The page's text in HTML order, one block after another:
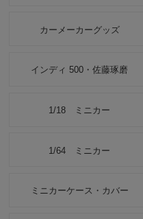
カーメーカーグッズ
インディ 500・佐藤琢磨
1/18 ミニカー
1/64 ミニカー
ミニカーケース・カバー